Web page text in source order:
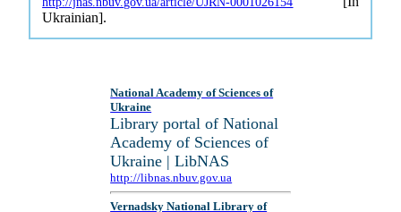
Ukrainian].
National Academy of Sciences of
Ukraine
Library portal of National
Academy of Sciences of
Ukraine | LibNAS
http://libnas.nbuv.gov.ua
Vernadsky National Library of